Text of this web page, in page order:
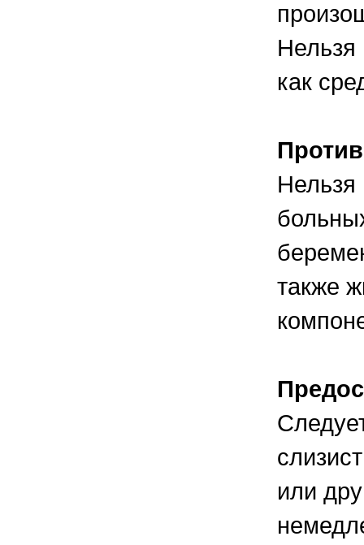
Нельзя
как
Нельзя
также
или